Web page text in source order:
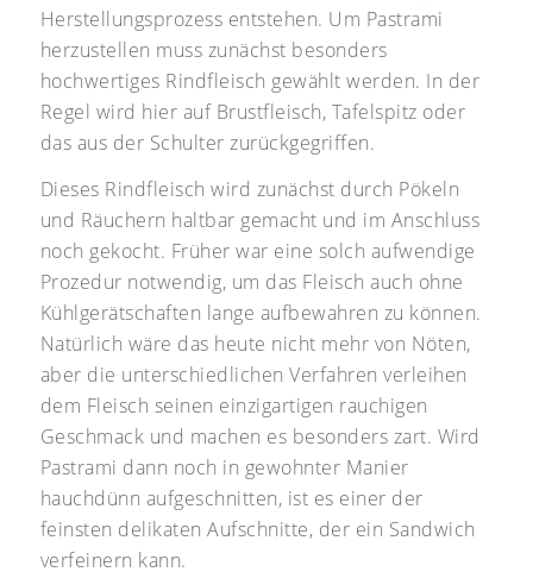
Herstellungsprozess entstehen. Um Pastrami
herzustellen muss zunächst besonders
hochwertiges Rindfleisch gewählt werden. In der
Regel wird hier auf Brustfleisch, Tafelspitz oder
das aus der Schulter zurückgegriffen.
Dieses Rindfleisch wird zunächst durch Pökeln
und Räuchern haltbar gemacht und im Anschluss
noch gekocht. Früher war eine solch aufwendige
Prozedur notwendig, um das Fleisch auch ohne
Kühlgerätschaften lange aufbewahren zu können.
Natürlich wäre das heute nicht mehr von Nöten,
aber die unterschiedlichen Verfahren verleihen
dem Fleisch seinen einzigartigen rauchigen
Geschmack und machen es besonders zart. Wird
Pastrami dann noch in gewohnter Manier
hauchdünn aufgeschnitten, ist es einer der
feinsten delikaten Aufschnitte, der ein Sandwich
verfeinern kann.